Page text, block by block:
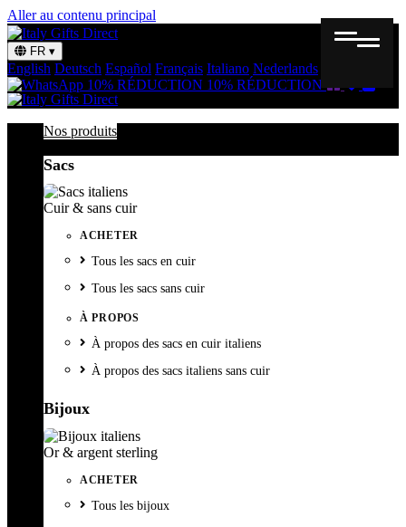
Aller au contenu principal
FR ▾
English Deutsch Español Français Italiano Nederlands
10% RÉDUCTION 10% RÉDUCTION
Nos produits
Sacs
Cuir & sans cuir
ACHETER
Tous les sacs en cuir
Tous les sacs sans cuir
À PROPOS
À propos des sacs en cuir italiens
À propos des sacs italiens sans cuir
Bijoux
Or & argent sterling
ACHETER
Tous les bijoux